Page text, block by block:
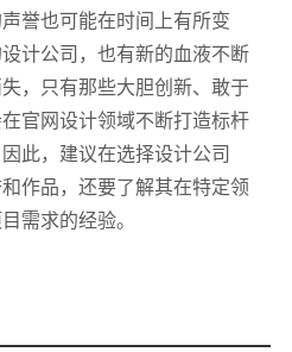
誉也可能在时间上有所变
计公司，也有新的血液不断
，只有那些大胆创新、敢于
官网设计领域不断打造标杆
此，建议在选择设计公司
作品，还要了解其在特定领
需求的经验。